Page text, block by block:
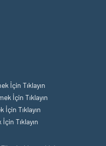
İçin Tıklayın
İçin Tıklayın
İçin Tıklayın
Tıklayın